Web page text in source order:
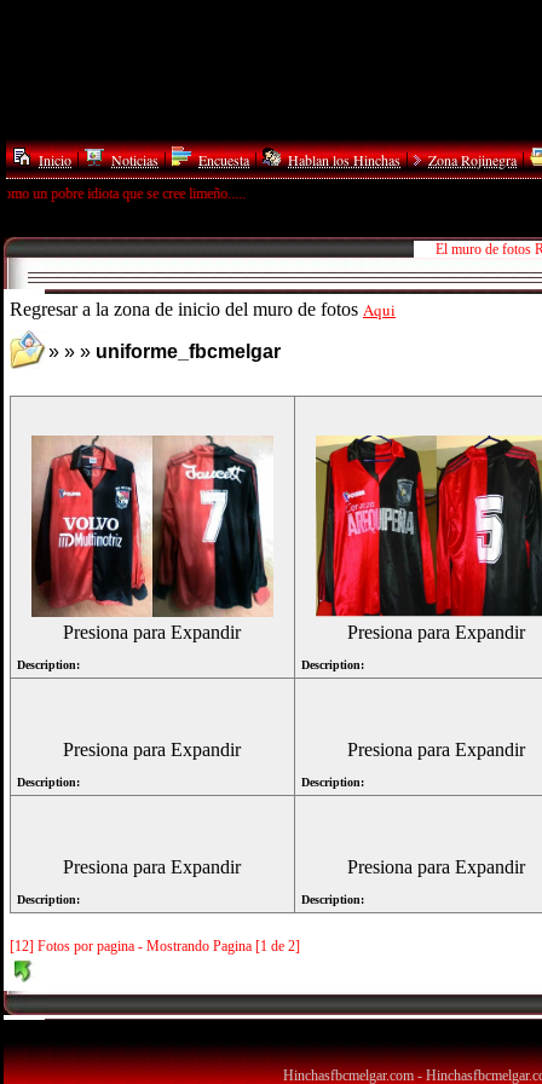
Inicio| Noticias| Encuesta| Hablan los Hinchas| Zona Rojinegra|
un pobre idiota que se cree limeño.....
El muro de fotos
Regresar a la zona de inicio del muro de fotos Aqui
» » » uniforme_fbcmelgar
Presiona para Expandir
Description:
Presiona para Expandir
Description:
Presiona para Expandir
Description:
Presiona para Expandir
Description:
Presiona para Expandir
Description:
Presiona para Expandir
Description:
[12] Fotos por pagina - Mostrando Pagina [1 de 2]
Hinchasfbcmelgar.com -